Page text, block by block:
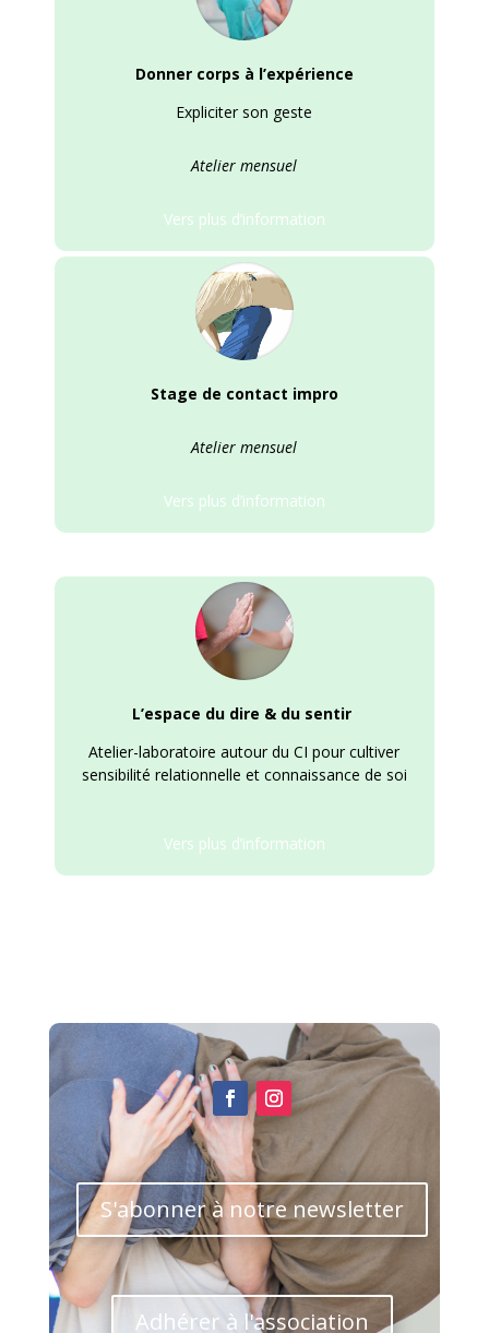
Donner corps à l’expérience
Expliciter son geste
Atelier mensuel
Vers plus d’information
Stage de contact impro
Atelier mensuel
Vers plus d’information
L’espace du dire & du sentir
Atelier-laboratoire autour du CI pour cultiver
sensibilité relationnelle et connaissance de soi
Vers plus d’information
S'abonner à notre newsletter
Adhérer à l'association